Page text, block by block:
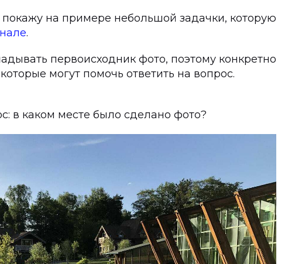
на примере небольшой задачки, которую
.
первоисходник фото, поэтому конкретно
могут помочь ответить на вопрос.
в каком месте было сделано фото?